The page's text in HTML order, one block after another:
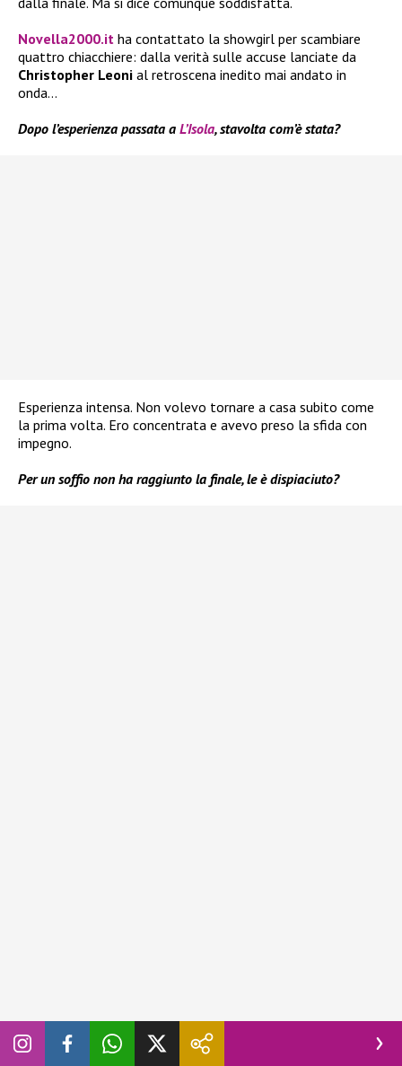
Novella2000.it ha contattato la showgirl per scambiare
quattro chiacchiere: dalla verità sulle accuse lanciate da
Christopher Leoni al retroscena inedito mai andato in
onda…
Dopo l’esperienza passata a L’Isola, stavolta com’è stata?
Esperienza intensa. Non volevo tornare a casa subito come
la prima volta. Ero concentrata e avevo preso la sfida con
impegno.
Per un soffio non ha raggiunto la finale, le è dispiaciuto?